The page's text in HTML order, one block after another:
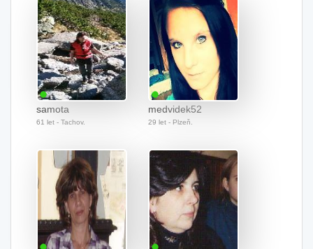
samota
61 let - Tachov.
medvidek52
29 let - Plzeň.